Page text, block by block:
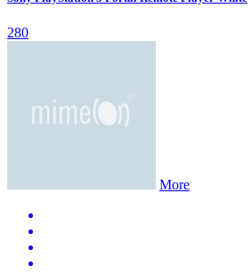
280
More